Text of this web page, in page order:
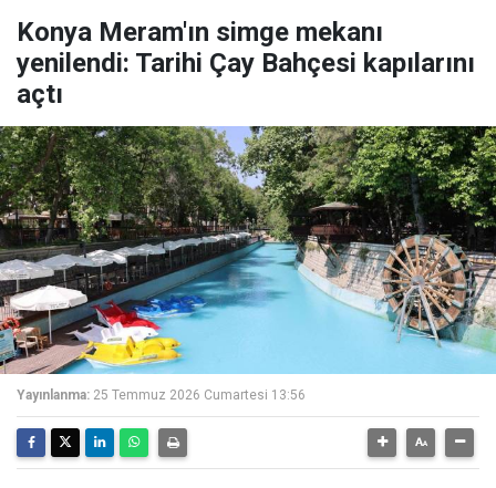
Konya Meram'ın simge mekanı
yenilendi: Tarihi Çay Bahçesi kapılarını
açtı
Yayınlanma: 25 Temmuz 2026 Cumartesi 13:56